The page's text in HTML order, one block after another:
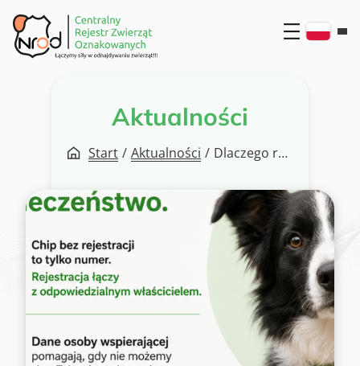
Przejdź
do
treści
Aktualności
Start / Aktualności / Dlaczego rejestracja chipa w bazie zwierząt oznakowanych jest tak ważna?